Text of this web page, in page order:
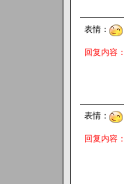
表情：
回复内容：
表情：
回复内容：